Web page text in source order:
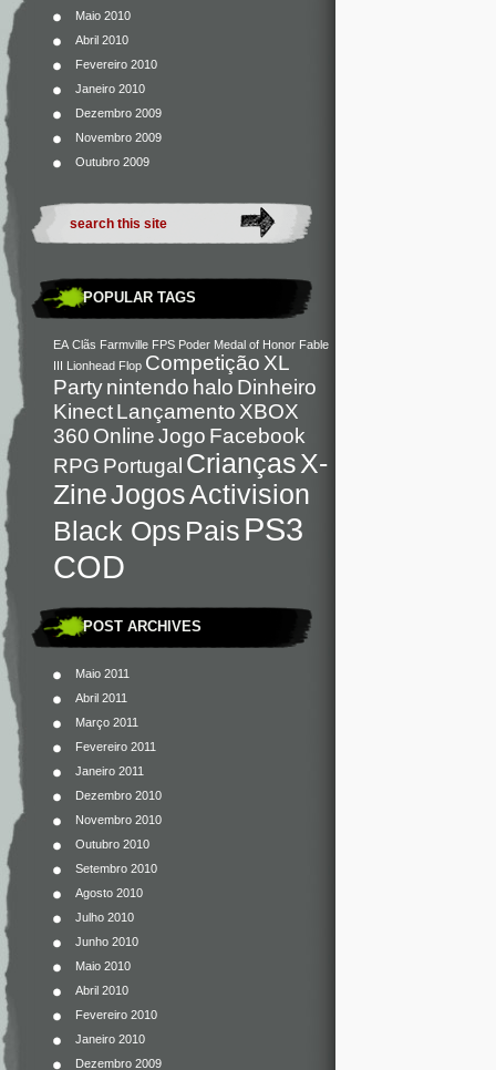
Maio 2010
Abril 2010
Fevereiro 2010
Janeiro 2010
Dezembro 2009
Novembro 2009
Outubro 2009
POPULAR TAGS
EA Clãs Farmville FPS Poder Medal of Honor Fable
III Lionhead Flop Competição XL
Partynintendo halo Dinheiro
KinectLançamento XBOX
360 OnlineJogo Facebook
RPG Portugal CriançasX-
ZineJogosActivision
Black Ops Pais PS3
COD
POST ARCHIVES
Maio 2011
Abril 2011
Março 2011
Fevereiro 2011
Janeiro 2011
Dezembro 2010
Novembro 2010
Outubro 2010
Setembro 2010
Agosto 2010
Julho 2010
Junho 2010
Maio 2010
Abril 2010
Fevereiro 2010
Janeiro 2010
Dezembro 2009